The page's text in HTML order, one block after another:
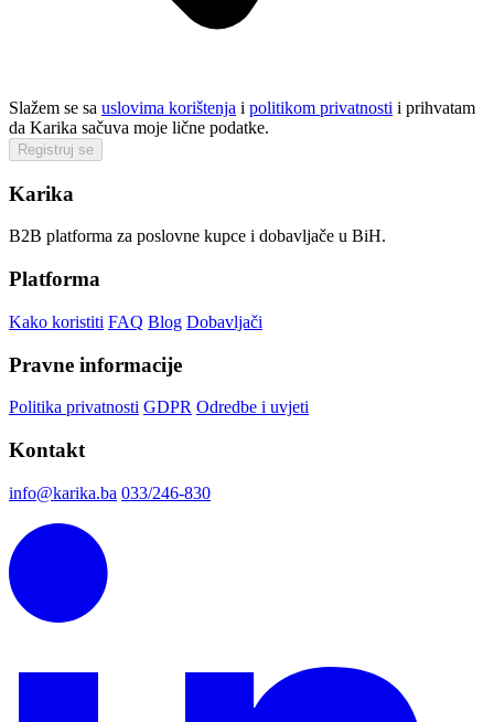
Slažem se sa uslovima korištenja i politikom privatnosti i prihvatam
da Karika sačuva moje lične podatke.
Registruj se
Karika
B2B platforma za poslovne kupce i dobavljače u BiH.
Platforma
Kako koristiti FAQ Blog Dobavljači
Pravne informacije
Politika privatnosti GDPR Odredbe i uvjeti
Kontakt
info@karika.ba 033/246-830